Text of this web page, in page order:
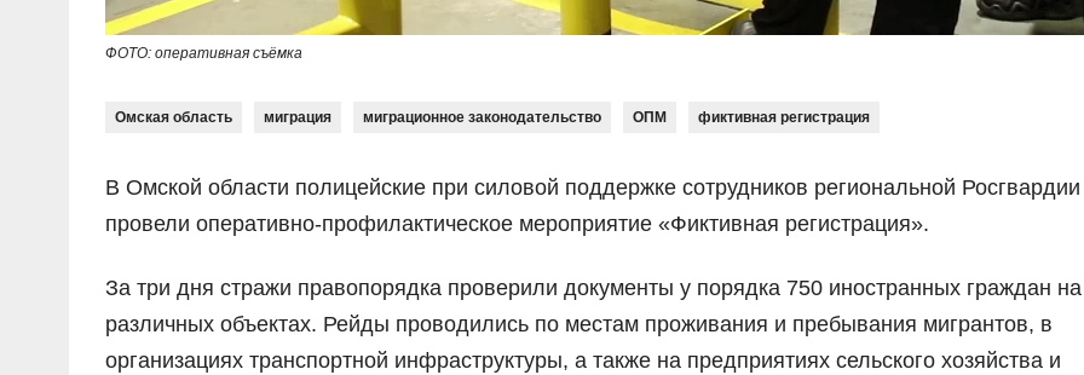
ФОТО: оперативная съёмка
Омская область миграция миграционное законодательство ОПМ фиктивная регистрация
В Омской области полицейские при силовой поддержке сотрудников региональной Росгвардии
провели оперативно-профилактическое мероприятие «Фиктивная регистрация».
За три дня стражи правопорядка проверили документы у порядка 750 иностранных граждан
различных объектах. Рейды проводились по местам проживания и пребывания мигрантов, в
организациях транспортной инфраструктуры, а также на предприятиях сельского хозяйства и